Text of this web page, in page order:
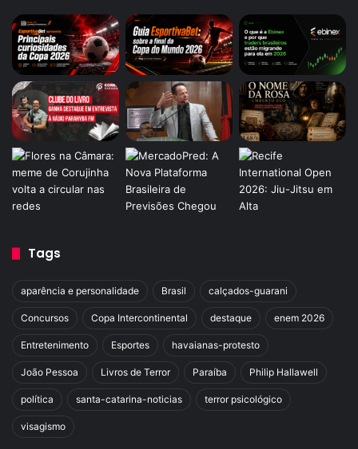
Tags
aparência e personalidade Brasil calçados-guarani
Concursos Copa Intercontinental destaque enem 2026
Entretenimento Esportes havaianas-protesto
João Pessoa Livros de Terror Paraíba Philip Hallawell
política santa-catarina-noticias terror psicológico
visagismo